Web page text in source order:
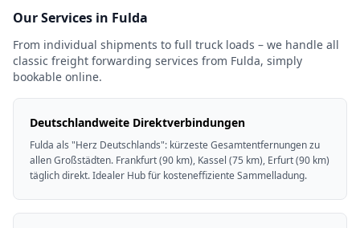
Our Services in Fulda
From individual shipments to full truck loads – we handle all
classic freight forwarding services from Fulda, simply
bookable online.
Deutschlandweite Direktverbindungen
Fulda als "Herz Deutschlands": kürzeste Gesamtentfernungen zu
allen Großstädten. Frankfurt (90 km), Kassel (75 km), Erfurt (90 km)
täglich direkt. Idealer Hub für kosteneffiziente Sammelladung.